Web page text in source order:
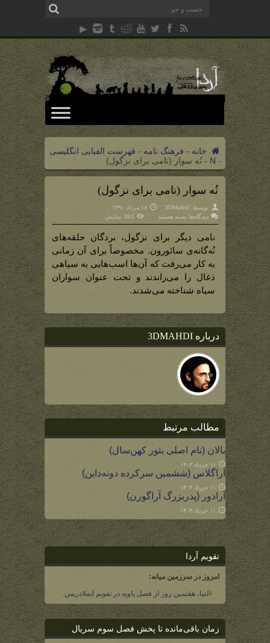
خانه - فرهنگ نامه - فهرست الفبایی انگلیسی
-
N
- نُه سوار (نامی برای نزگول)
نُه سوار (نامی برای نزگول)
توسط: 3DMahdi
۱۸ مرداد ۱۳۹۱
دیدگاه‌ها برای
(نامی
برای
نزگول)
بسته هستند 383 نمایش
نامی دیگر برای نزگول، بردگان حلقه‌های
نُه‌گانه‌ی سائورون. مخصوصاً برای آن زمانی
به کار می‌رفت که آن‌ها اسب‌هایی به سیاهی
ذغال را می‌راندند و تحت عنوان سواران
سیاه شناخته می‌شدند.
درباره 3DMAHDI
مطالب مرتبط
بالان (نام اصلی بئور کهن‌سال)
۱۱ خرداد ۱۴۰۳
آراگلاس (ششمین سرکرده دونه‌داین)
۱۱ خرداد ۱۴۰۳
آرادور (پدربزرگ آراگورن)
۱۱ خرداد ۱۴۰۳
تقویم آردا
امروز در سرزمین میانه:
-النیا، هفتمین روز از فصل یاویه در تقویم ایملادریس.
زمان باقی‌مانده تا پخش فصل سوم سریال